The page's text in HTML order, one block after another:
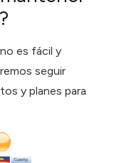
es fácil y
seguir
y planes para